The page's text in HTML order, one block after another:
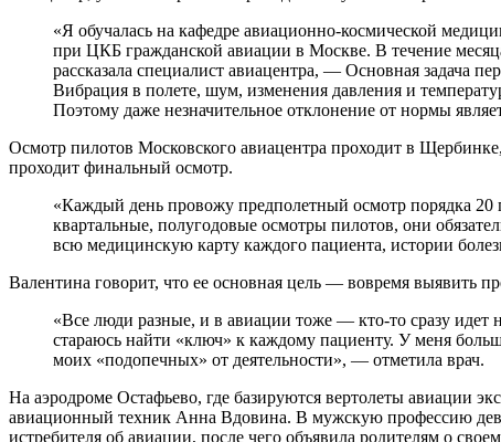
«Я обучалась на кафедре авиационно-космической
при ЦКБ гражданской авиации в Москве. В течение
рассказала специалист авиацентра, — Основная задача
Вибрация в полете, шум, изменения давления и
Поэтому даже незначительное отклонение от нормы
Осмотр пилотов Московского авиацентра проходит в
проходит финальный осмотр.
«Каждый день провожу предполетный осмотр порядка
квартальные, полугодовые осмотры пилотов, они
всю медицинскую карту каждого пациента, истории
Валентина говорит, что ее основная цель — вовремя выявить
«Все люди разные, и в авиации тоже — кто-то сразу идет
стараюсь найти «ключ» к каждому пациенту. У меня
моих «подопечных» от деятельности», — отметила врач.
На аэродроме Остафьево, где базируются вертолеты авиации
авиационный техник Анна Вдовина. В мужскую профессию
истребителя об авиации, после чего объявила родителям о